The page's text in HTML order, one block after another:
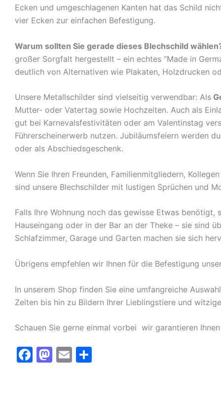
Ecken und umgeschlagenen Kanten hat das Schild
vier Ecken zur einfachen Befestigung.
Warum sollten Sie gerade dieses Blechschild
großer Sorgfalt hergestellt – ein echtes “Made in
deutlich von Alternativen wie Plakaten, Holzdrucken
Unsere Metallschilder sind vielseitig verwendbar: Als
Mutter- oder Vatertag sowie Hochzeiten. Auch als
gut bei Karnevalsfestivitäten oder am Valentinstag
Führerscheinerwerb nutzen. Jubiläumsfeiern werden
oder als Abschiedsgeschenk.
Wenn Sie Ihren Freunden, Familienmitgliedern,
sind unsere Blechschilder mit lustigen Sprüchen und
Falls Ihre Wohnung noch das gewisse Etwas benötigt,
Hauseingang oder in der Bar an der Theke – sie sind
Schlafzimmer, Garage und Garten machen sie sich
Übrigens empfehlen wir Ihnen für die Befestigung
In unserem Shop finden Sie eine umfangreiche
Zeiten bis hin zu Bildern Ihrer Lieblingstiere und
Schauen Sie gerne einmal vorbei  wir garantieren
F
M E